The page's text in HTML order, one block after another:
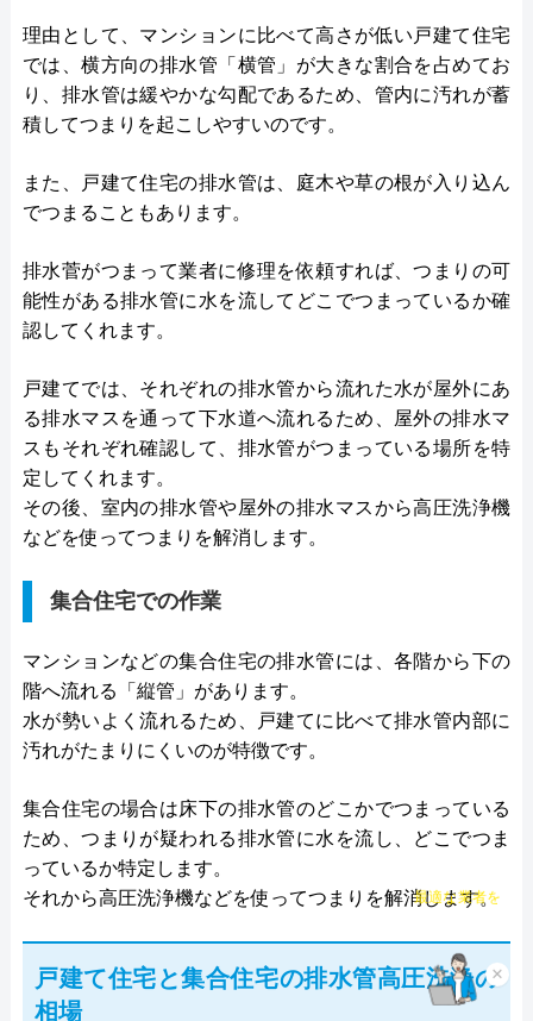
理由として、マンションに比べて高さが低い戸建て住宅
では、横方向の排水管「横管」が大きな割合を占めてお
り、排水管は緩やかな勾配であるため、管内に汚れが蓄
積してつまりを起こしやすいのです。
また、戸建て住宅の排水管は、庭木や草の根が入り込ん
でつまることもあります。
排水菅がつまって業者に修理を依頼すれば、つまりの可
能性がある排水管に水を流してどこでつまっているか確
認してくれます。
戸建てでは、それぞれの排水管から流れた水が屋外にあ
る排水マスを通って下水道へ流れるため、屋外の排水マ
スもそれぞれ確認して、排水管がつまっている場所を特
定してくれます。
その後、室内の排水管や屋外の排水マスから高圧洗浄機
などを使ってつまりを解消します。
集合住宅での作業
マンションなどの集合住宅の排水管には、各階から下の
階へ流れる「縦管」があります。
水が勢いよく流れるため、戸建てに比べて排水管内部に
汚れがたまりにくいのが特徴です。
集合住宅の場合は床下の排水管のどこかでつまっている
ため、つまりが疑われる排水管に水を流し、どこでつま
っているか特定します。
それから高圧洗浄機などを使ってつまりを解消します。
戸建て住宅と集合住宅の排水管高圧洗浄の
相場
×
最適な業者を